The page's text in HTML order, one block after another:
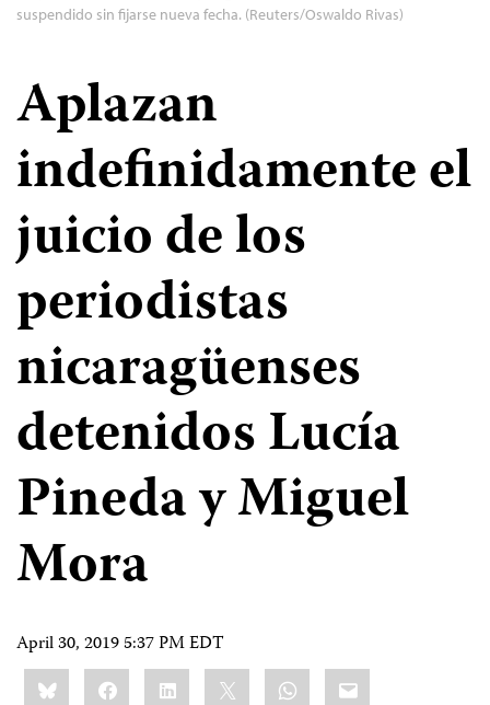
suspendido sin fijarse nueva fecha. (Reuters/Oswaldo Rivas)
Aplazan
indefinidamente el
juicio de los
periodistas
nicaragüenses
detenidos Lucía
Pineda y Miguel
Mora
April 30, 2019 5:37 PM EDT
Share
this:BlueskyFacebookLinkedIn WhatsApp
Email